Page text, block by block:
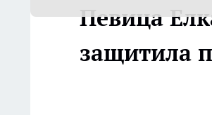
Певица
защитила